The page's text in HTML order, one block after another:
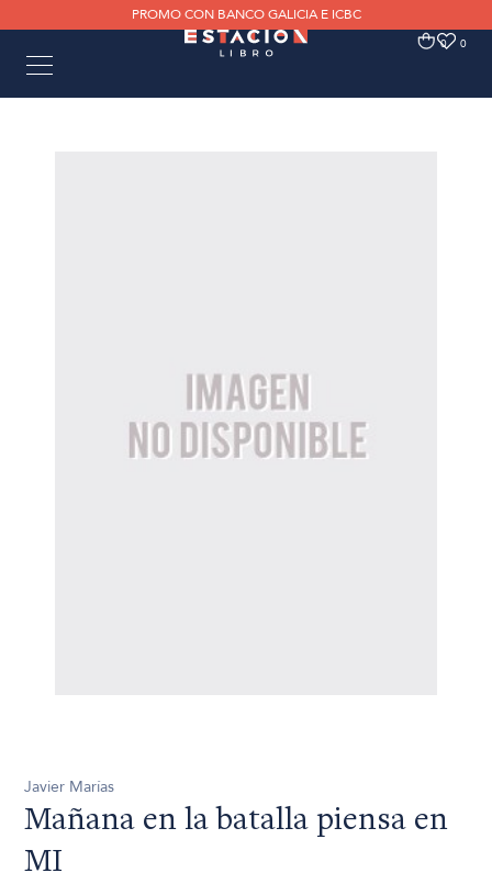
PROMO CON BANCO GALICIA E ICBC
0 0
Javier Marías
Mañana en la batalla piensa en
MI